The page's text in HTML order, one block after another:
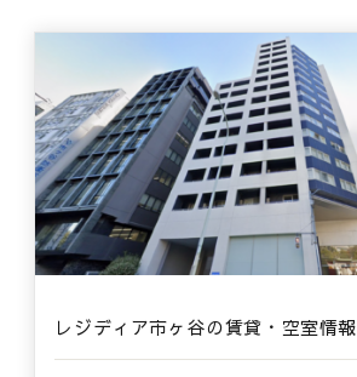
レジディア市ヶ谷の賃貸・空室情報